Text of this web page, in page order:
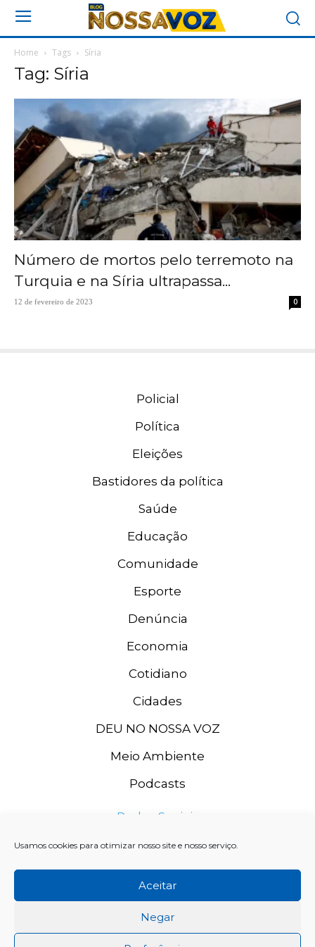
Usamos cookies para otimizar nosso site e nosso serviço.
Aceitar
Negar
Home Tags Síria
Tag: Síria
Número de mortos pelo terremoto na
Turquia e na Síria ultrapassa...
12 de fevereiro de 2023 0
Policial
Política
Eleições
Bastidores da política
Saúde
Educação
Comunidade
Esporte
Denúncia
Economia
Cotidiano
Cidades
DEU NO NOSSA VOZ
Meio Ambiente
Podcasts
Redes Sociais